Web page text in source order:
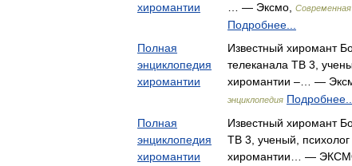
хиромантии
… — Эксмо,
Современная
Подробнее...
Полная
энциклопедия
хиромантии
Известный хиромант
телеканала ТВ 3,
хиромантии –… —
энциклопедия Подробнее...
Полная
энциклопедия
хиромантии
Известный хиромант
ТВ 3, ученый,
хиромантии… —